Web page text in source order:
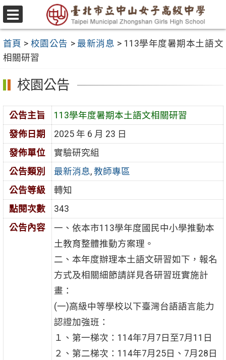
跳
至
要
內
容
區
選
單
首頁 > 校園公告 > 最新消息 > 113學年度暑期本土語文
相關研習
校園公告
公告主旨
113學年度暑期本土語文相關研習
發佈日期
2025 年 6 月 23 日
發佈單位
實驗研究組
公告類別
最新消息, 教師專區
公告等級
轉知
點閱次數
343
公告內容
一、依本市113學年度國民中小學推動本
土教育整體推動方案理。
二、本年度辦理本土語文研習如下，報名
方式及相關細節請詳見各研習班實施計
畫：
(一)高級中等學校以下臺灣台語語言能力
認證加強班：
１、第一梯次：114年7月7日至7月11日
２、第二梯次：114年7月25日、7月28日